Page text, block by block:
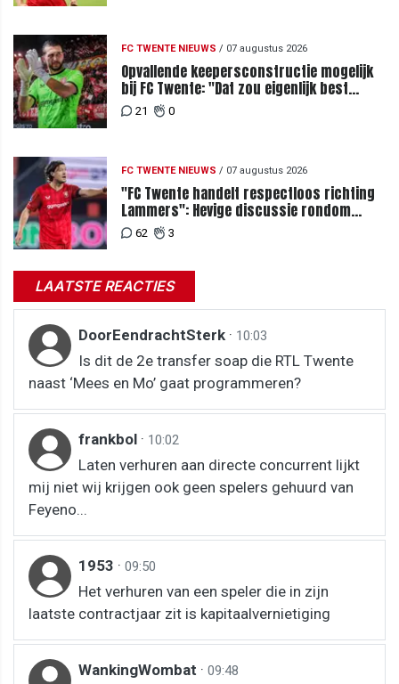
FC TWENTE NIEUWS / 07 augustus 2026
Opvallende keepersconstructie mogelijk
bij FC Twente: "Dat zou eigenlijk best
kunnen"
21 0
FC TWENTE NIEUWS / 07 augustus 2026
"FC Twente handelt respectloos richting
Lammers": Hevige discussie rondom
degradatie tot derde spits
62 3
LAATSTE REACTIES
DoorEendrachtSterk · 10:03
Is dit de 2e transfer soap die RTL Twente
naast ‘Mees en Mo’ gaat programmeren?
frankbol · 10:02
Laten verhuren aan directe concurrent lijkt
mij niet wij krijgen ook geen spelers gehuurd van
Feyeno...
1953 · 09:50
Het verhuren van een speler die in zijn
laatste contractjaar zit is kapitaalvernietiging
WankingWombat · 09:48